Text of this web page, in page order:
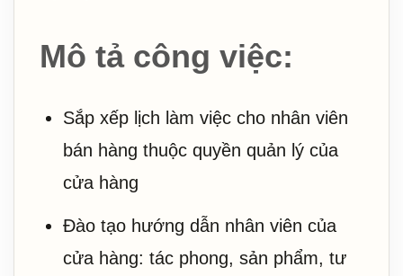
Mô tả công việc:
Sắp xếp lịch làm việc cho nhân viên
bán hàng thuộc quyền quản lý của
cửa hàng
Đào tạo hướng dẫn nhân viên của
cửa hàng: tác phong, sản phẩm, tư